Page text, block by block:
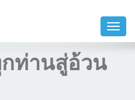
ท่านสู่อ้วน